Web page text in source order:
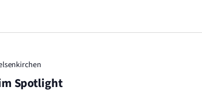
Spotlight